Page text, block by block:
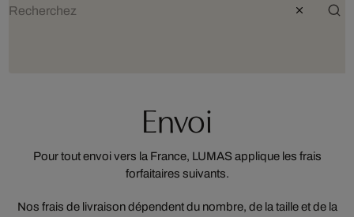
Envoi
Pour tout envoi vers la France, LUMAS applique les frais
forfaitaires suivants.
Nos frais de livraison dépendent du nombre, de la taille et de la